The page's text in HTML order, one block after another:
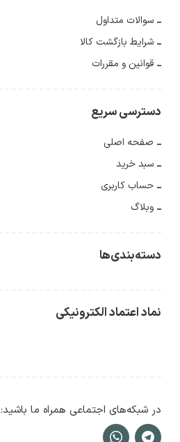
سوالات متداول
شرایط بازگشت کالا
قوانین و مقررات
دسترسی سریع
صفحه اصلی
سبد خرید
حساب کاربری
وبلاگ
دسته‌بندی‌ها
نماد اعتماد الکترونیکی
در شبکه‌های اجتماعی همراه ما باشید: